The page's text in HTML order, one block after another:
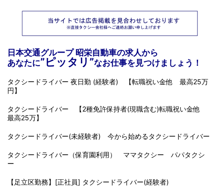
日本交通グループ 昭栄自動車の求人から
あなたに”ピッタリ”なお仕事を見つけましょう！
タクシードライバー 夜日勤 (経験者) 【転職祝い金他 最高25万
円】
タクシードライバー 【2種免許保持者(現職含む)転職祝い金他
最高25万】
タクシードライバー(未経験者) 今から始めるタクシードライバー
タクシードライバー（保育園利用） ママタクシー パパタクシ
ー
【足立区勤務】[正社員] タクシードライバー(経験者)